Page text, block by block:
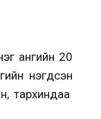
ангийн 20
нэгдсэн
тархиндаа